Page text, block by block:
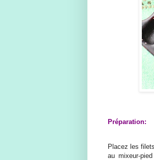
Préparation:
Placez les
au mixeur-